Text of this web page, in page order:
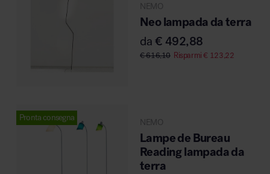
NEMO
Neo lampada da terra
da€ 492,88
€616,10 Risparmi€ 123,22
Pronta consegna NEMO
Lampe de Bureau
Reading lampada da
terra